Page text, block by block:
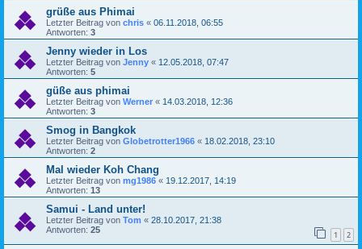
grüße aus Phimai
Letzter Beitrag von chris « 06.11.2018, 06:55
Antworten: 3
Jenny wieder in Los
Letzter Beitrag von Jenny « 12.05.2018, 07:47
Antworten: 5
güße aus phimai
Letzter Beitrag von Werner « 14.03.2018, 12:36
Antworten: 3
Smog in Bangkok
Letzter Beitrag von Globetrotter1966 « 18.02.2018, 23:10
Antworten: 2
Mal wieder Koh Chang
Letzter Beitrag von mg1986 « 19.12.2017, 14:19
Antworten: 13
Samui - Land unter!
Letzter Beitrag von Tom « 28.10.2017, 21:38
Antworten: 25 1 2